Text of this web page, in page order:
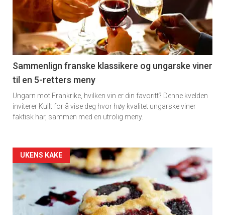
akkurat
nå
-
5
Sammenlign franske klassikere og ungarske viner
til en 5-retters meny
Ungarn mot Frankrike, hvilken vin er din favoritt? Denne kvelden
inviterer Kullt for å vise deg hvor høy kvalitet ungarske viner
faktisk har, sammen med en utrolig meny.
Forsiden
akkurat
nå
UKENS KAKE